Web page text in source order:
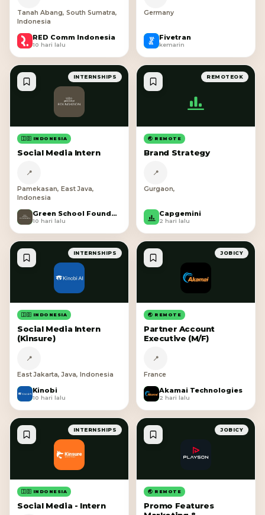
Tanah Abang, South Sumatra,
Indonesia
R RED Comm Indonesia
10 hari lalu
Germany
F Fivetran
kemarin
INTERNSHIPS
🇮🇩 INDONESIA
Social Media Intern
📍
Pamekasan, East Java,
Indonesia
G Green School Foundation
10 hari lalu
REMOTEOK
🌏 REMOTE
Brand Strategy
📍
Gurgaon,
Capgemini
2 hari lalu
INTERNSHIPS
🇮🇩 INDONESIA
Social Media Intern
(Kinsure)
📍
East Jakarta, Java, Indonesia
K Kinobi
10 hari lalu
JOBICY
🌏 REMOTE
Partner Account
Executive (M/F)
📍
France
A Akamai Technologies
2 hari lalu
INTERNSHIPS
🇮🇩 INDONESIA
Social Media - Intern
JOBICY
🌏 REMOTE
Promo Features